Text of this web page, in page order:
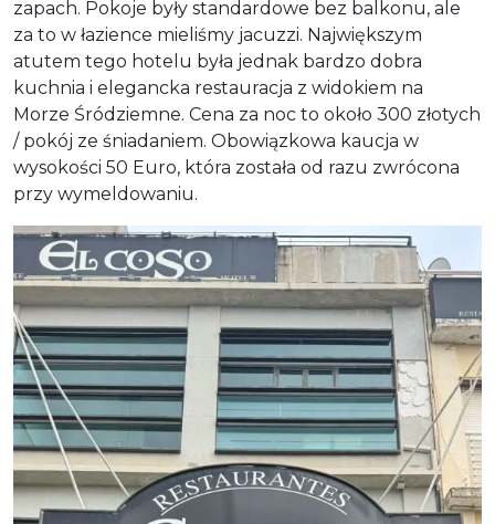
zapach. Pokoje były standardowe bez balkonu, ale
za to w łazience mieliśmy jacuzzi. Największym
atutem tego hotelu była jednak bardzo dobra
kuchnia i elegancka restauracja z widokiem na
Morze Śródziemne. Cena za noc to około 300 złotych
/ pokój ze śniadaniem. Obowiązkowa kaucja w
wysokości 50 Euro, która została od razu zwrócona
przy wymeldowaniu.